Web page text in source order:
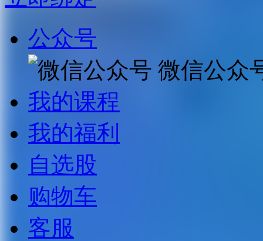
公众号
微信公众
我的课程
我的福利
自选股
购物车
客服